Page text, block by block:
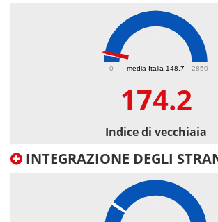
media Italia 148.7
0 2850
174.2
Indice di vecchiaia
INTEGRAZIONE DEGLI